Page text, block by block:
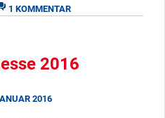
1 KOMMENTARZU
STADTTEILBIBLIOTHEK
ZU!
2016
2016